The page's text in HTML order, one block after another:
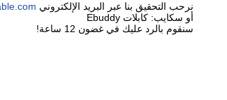
نرحب التحقيق بنا عبر البريد الإلكتروني
أو سكايب: كابلات Ebuddy
سنقوم بالرد عليك في غضون 12 ساعة!